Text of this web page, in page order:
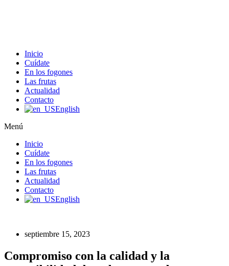
Inicio
Cuídate
En los fogones
Las frutas
Actualidad
Contacto
English
Menú
Inicio
Cuídate
En los fogones
Las frutas
Actualidad
Contacto
English
septiembre 15, 2023
Compromiso con la calidad y la